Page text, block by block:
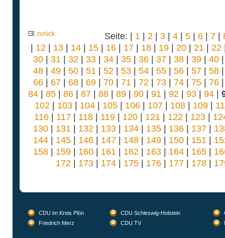
zurück Seite: | 1 | 2 | 3 | 4 | 5 | 6 | 7 |
| 12 | 13| 14| 15| 16| 17| 18| 19| 20| 21 | 22
30| 31 | 32 | 33| 34| 35| 36| 37| 38| 39| 40
48| 49| 50| 51 | 52 | 53| 54| 55| 56| 57| 58
66| 67| 68| 69| 70| 71 | 72 | 73| 74| 75| 76
84| 85| 86| 87| 88| 89| 90| 91 | 92 | 93| 94|
102 | 103 | 104 | 105 | 106 | 107 | 108 | 109 |
116| 117| 118| 119| 120| 121 | 122 | 123|
130| 131 | 132 | 133| 134| 135| 136| 137|
144| 145| 146| 147| 148| 149| 150| 151 |
158| 159| 160| 161 | 162 | 163| 164| 165|
172 | 173| 174| 175| 176| 177| 178|
CDU im Kreis Plön CDU Schleswig-Holstein
Friedrich Merz
CDU.TV